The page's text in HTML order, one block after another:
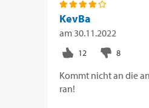
KevBa
am 30.11.2022
Kommt nicht an die
ran!